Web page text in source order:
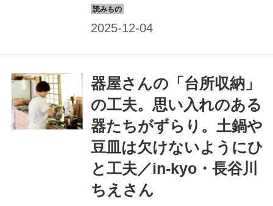
いろ飾るのが好きだったという長谷川
器屋さんの「台所収納」
の工夫。思い入れのある
器たちがずらり。土鍋や
豆皿は欠けないようにひ
と工夫／in-kyo・長谷川
ちえさん